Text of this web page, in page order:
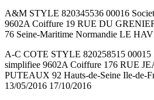
A&M STYLE 820345536 00016
9602A Coiffure 19 RUE DU
76 Seine-Maritime Normandie LE
A-C COTE STYLE 820258515 00015
simplifiee 9602A Coiffure 176 RUE
PUTEAUX 92 Hauts-de-Seine Ile-de-
13/05/2016 17/10/2016